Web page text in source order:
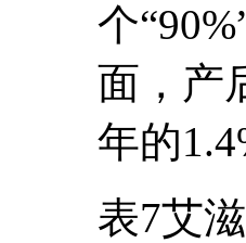
个
面，产
年的
表7艾